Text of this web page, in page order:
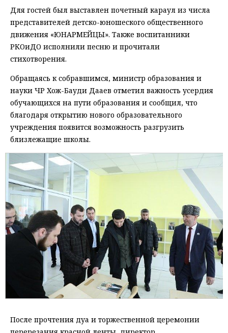
Для гостей был выставлен почетный караул из числа
представителей детско-юношеского общественного
движения «ЮНАРМЕЙЦЫ». Также воспитанники
РКОиДО исполнили песню и прочитали
стихотворения.
Обращаясь к собравшимся, министр образования и
науки ЧР Хож-Бауди Дааев отметил важность усердия
обучающихся на пути образования и сообщил, что
благодаря открытию нового образовательного
учреждения появится возможность разгрузить
близлежащие школы.
После прочтения дуа и торжественной церемонии